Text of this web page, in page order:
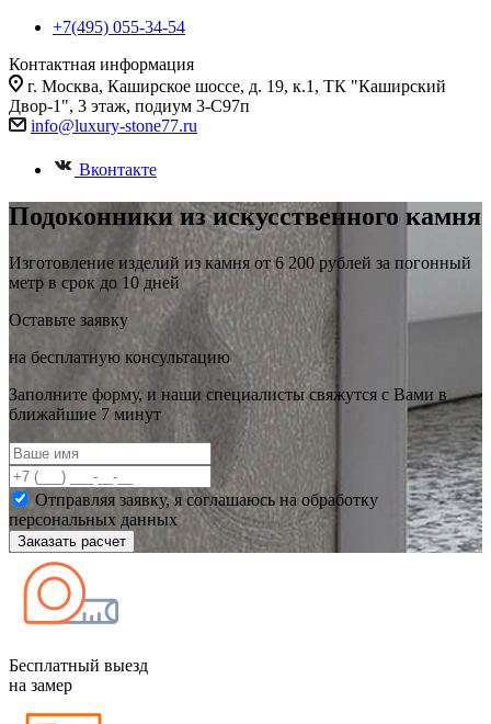
+7(495) 055-34-54
Контактная информация
г. Москва, Каширское шоссе, д. 19, к.1, ТК "Каширский
Двор-1", 3 этаж, подиум 3-С97п
info@luxury-stone77.ru
Вконтакте
Подоконники из искусственного камня
Изготовление изделий из камня от 6 200 рублей за погонный
метр в срок до 10 дней
Оставьте заявку
на бесплатную консультацию
Заполните форму, и наши специалисты свяжутся с Вами в
ближайшие 7 минут
Отправляя заявку, я соглашаюсь на обработку
персональных данных
Заказать расчет
Бесплатный выезд
на замер